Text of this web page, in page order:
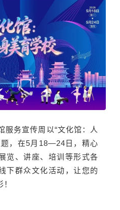
服务宣传周以“文化馆：人
题，在5月18—24日，精心
览、讲座、培训等形式各
下群众文化活动，让您的